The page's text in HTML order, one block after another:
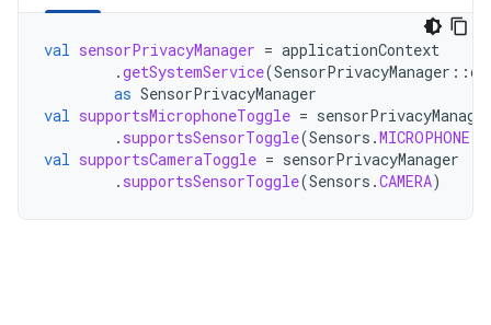
val sensorPrivacyManager = applicationContext
.getSystemService(SensorPrivacyManager ::
as SensorPrivacyManager
val supportsMicrophoneToggle =
. supportsSensorToggle(Sensors .MICROPHONE
val supportsCameraToggle = sensorPrivacyManager
. supportsSensorToggle(Sensors .CAMERA)